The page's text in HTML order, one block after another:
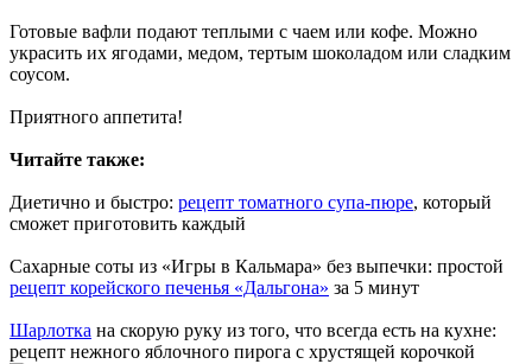
Готовые вафли подают теплыми с чаем или кофе. Можно
украсить их ягодами, медом, тертым шоколадом или сладким
соусом.
Приятного аппетита!
Читайте также:
Диетично и быстро: рецепт томатного супа-пюре, который
сможет приготовить каждый
Сахарные соты из «Игры в Кальмара» без выпечки: простой
рецепт корейского печенья «Дальгона» за 5 минут
Шарлотка на скорую руку из того, что всегда есть на кухне:
рецепт нежного яблочного пирога с хрустящей корочкой